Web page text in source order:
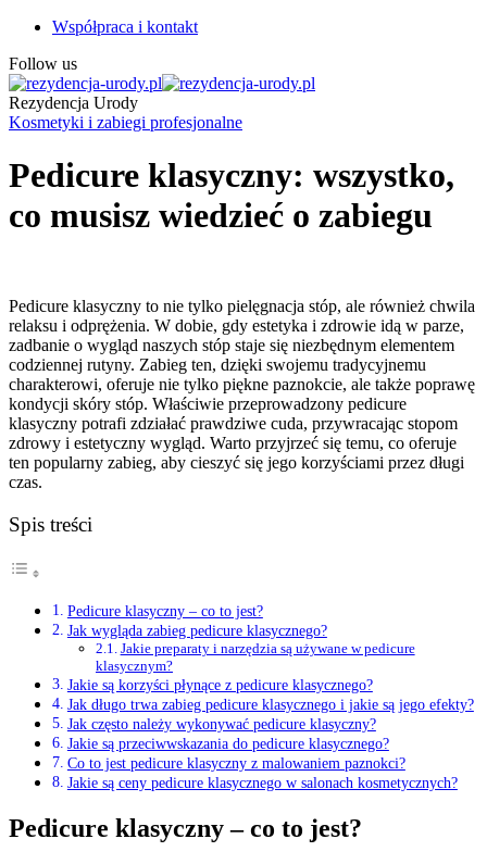
Współpraca i kontakt
Follow us
Rezydencja Urody
Kosmetyki i zabiegi profesjonalne
Pedicure klasyczny: wszystko,
co musisz wiedzieć o zabiegu
Pedicure klasyczny to nie tylko pielęgnacja stóp, ale również chwila
relaksu i odprężenia. W dobie, gdy estetyka i zdrowie idą w parze,
zadbanie o wygląd naszych stóp staje się niezbędnym elementem
codziennej rutyny. Zabieg ten, dzięki swojemu tradycyjnemu
charakterowi, oferuje nie tylko piękne paznokcie, ale także poprawę
kondycji skóry stóp. Właściwie przeprowadzony pedicure
klasyczny potrafi zdziałać prawdziwe cuda, przywracając stopom
zdrowy i estetyczny wygląd. Warto przyjrzeć się temu, co oferuje
ten popularny zabieg, aby cieszyć się jego korzyściami przez długi
czas.
Spis treści
Pedicure klasyczny – co to jest?
Jak wygląda zabieg pedicure klasycznego?
Jakie preparaty i narzędzia są używane w pedicure
klasycznym?
Jakie są korzyści płynące z pedicure klasycznego?
Jak długo trwa zabieg pedicure klasycznego i jakie są jego efekty?
Jak często należy wykonywać pedicure klasyczny?
Jakie są przeciwwskazania do pedicure klasycznego?
Co to jest pedicure klasyczny z malowaniem paznokci?
Jakie są ceny pedicure klasycznego w salonach kosmetycznych?
Pedicure klasyczny – co to jest?